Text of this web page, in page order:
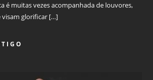
é muitas vezes acompanhada de louvores,
visam glorificar […]